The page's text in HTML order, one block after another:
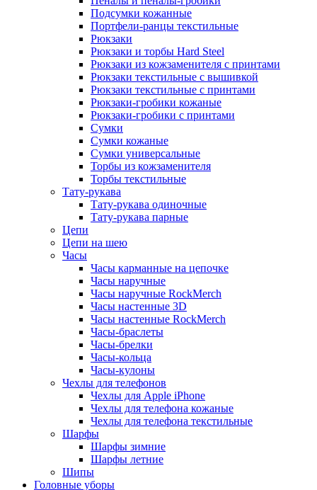
Подсумки кожанные
Портфели-ранцы текстильные
Рюкзаки
Рюкзаки и торбы Hard Steel
Рюкзаки из кожзаменителя с принтами
Рюкзаки текстильные с вышивкой
Рюкзаки текстильные с принтами
Рюкзаки-гробики кожаные
Рюкзаки-гробики с принтами
Сумки
Сумки кожаные
Сумки универсальные
Торбы из кожзаменителя
Торбы текстильные
Тату-рукава
Тату-рукава одиночные
Тату-рукава парные
Цепи
Цепи на шею
Часы
Часы карманные на цепочке
Часы наручные
Часы наручные RockMerch
Часы настенные 3D
Часы настенные RockMerch
Часы-браслеты
Часы-брелки
Часы-кольца
Часы-кулоны
Чехлы для телефонов
Чехлы для Apple iPhone
Чехлы для телефона кожаные
Чехлы для телефона текстильные
Шарфы
Шарфы зимние
Шарфы летние
Шипы
Головные уборы